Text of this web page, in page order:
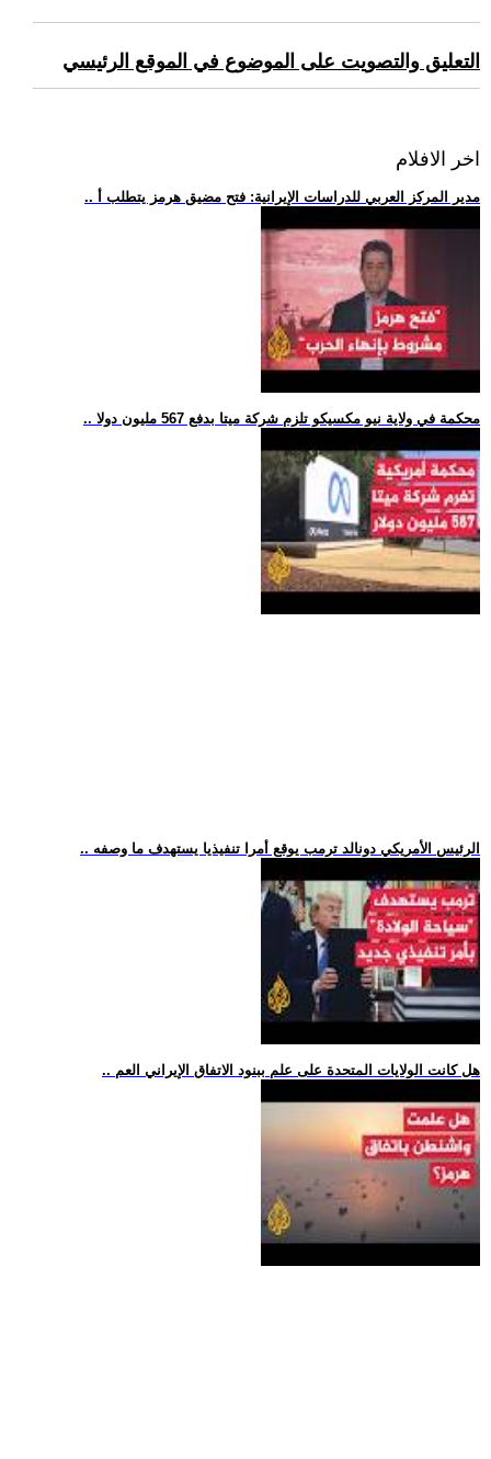
التعليق والتصويت على الموضوع في الموقع الرئيسي
اخر الافلام
.. مدير المركز العربي للدراسات الإيرانية: فتح مضيق هرمز يتطلب أ
.. محكمة في ولاية نيو مكسيكو تلزم شركة ميتا بدفع 567 مليون دولا
.. الرئيس الأمريكي دونالد ترمب يوقع أمرا تنفيذيا يستهدف ما وصفه
.. هل كانت الولايات المتحدة على علم ببنود الاتفاق الإيراني العم